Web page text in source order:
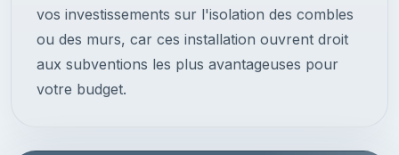
vos investissements sur l'isolation des combles
ou des murs, car ces installation ouvrent droit
aux subventions les plus avantageuses pour
votre budget.